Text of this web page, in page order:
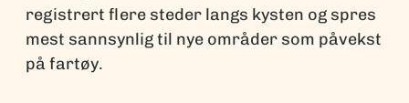
registrert flere steder langs kysten og spres
mest sannsynlig til nye områder som påvekst
på fartøy.